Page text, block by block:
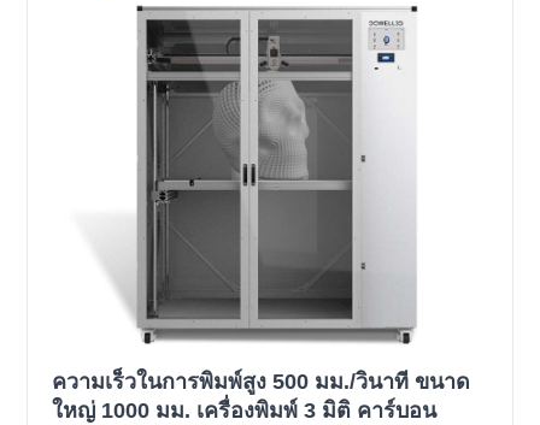
ความเร็วในการพิมพ์สูง 500 มม./วินาที ขนาด
ใหญ่ 1000 มม. เครื่องพิมพ์ 3 มิติ คาร์บอน